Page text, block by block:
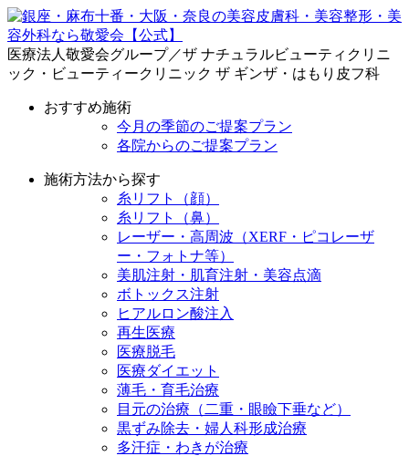
医療法人敬愛会グループ／ザ ナチュラルビューティクリニ
ック・ビューティークリニック ザ ギンザ・はもり皮フ科
おすすめ施術
今月の季節のご提案プラン
各院からのご提案プラン
施術方法から探す
糸リフト（顔）
糸リフト（鼻）
レーザー・高周波（XERF・ピコレーザ
ー・フォトナ等）
美肌注射・肌育注射・美容点滴
ボトックス注射
ヒアルロン酸注入
再生医療
医療脱毛
医療ダイエット
薄毛・育毛治療
目元の治療（二重・眼瞼下垂など）
黒ずみ除去・婦人科形成治療
多汗症・わきが治療